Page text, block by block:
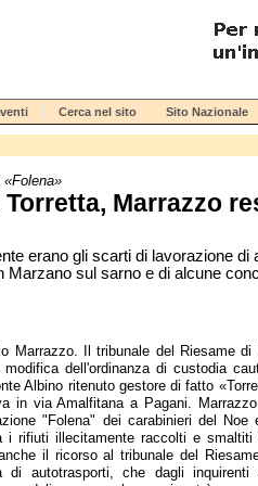
Cerca nel sito Sito Nazionale
«Folena»
Marrazzo
erano gli scarti di lavorazione di
Marzano sul sarno e di alcune
Marrazzo. Il tribunale del Riesame
dell'ordinanza di custodia
Albino ritenuto gestore di fatto
in via Amalfitana a Pagani.
"Folena" dei carabinieri del
i rifiuti illecitamente raccolti e
il ricorso al tribunale del
di autotrasporti, che dagli